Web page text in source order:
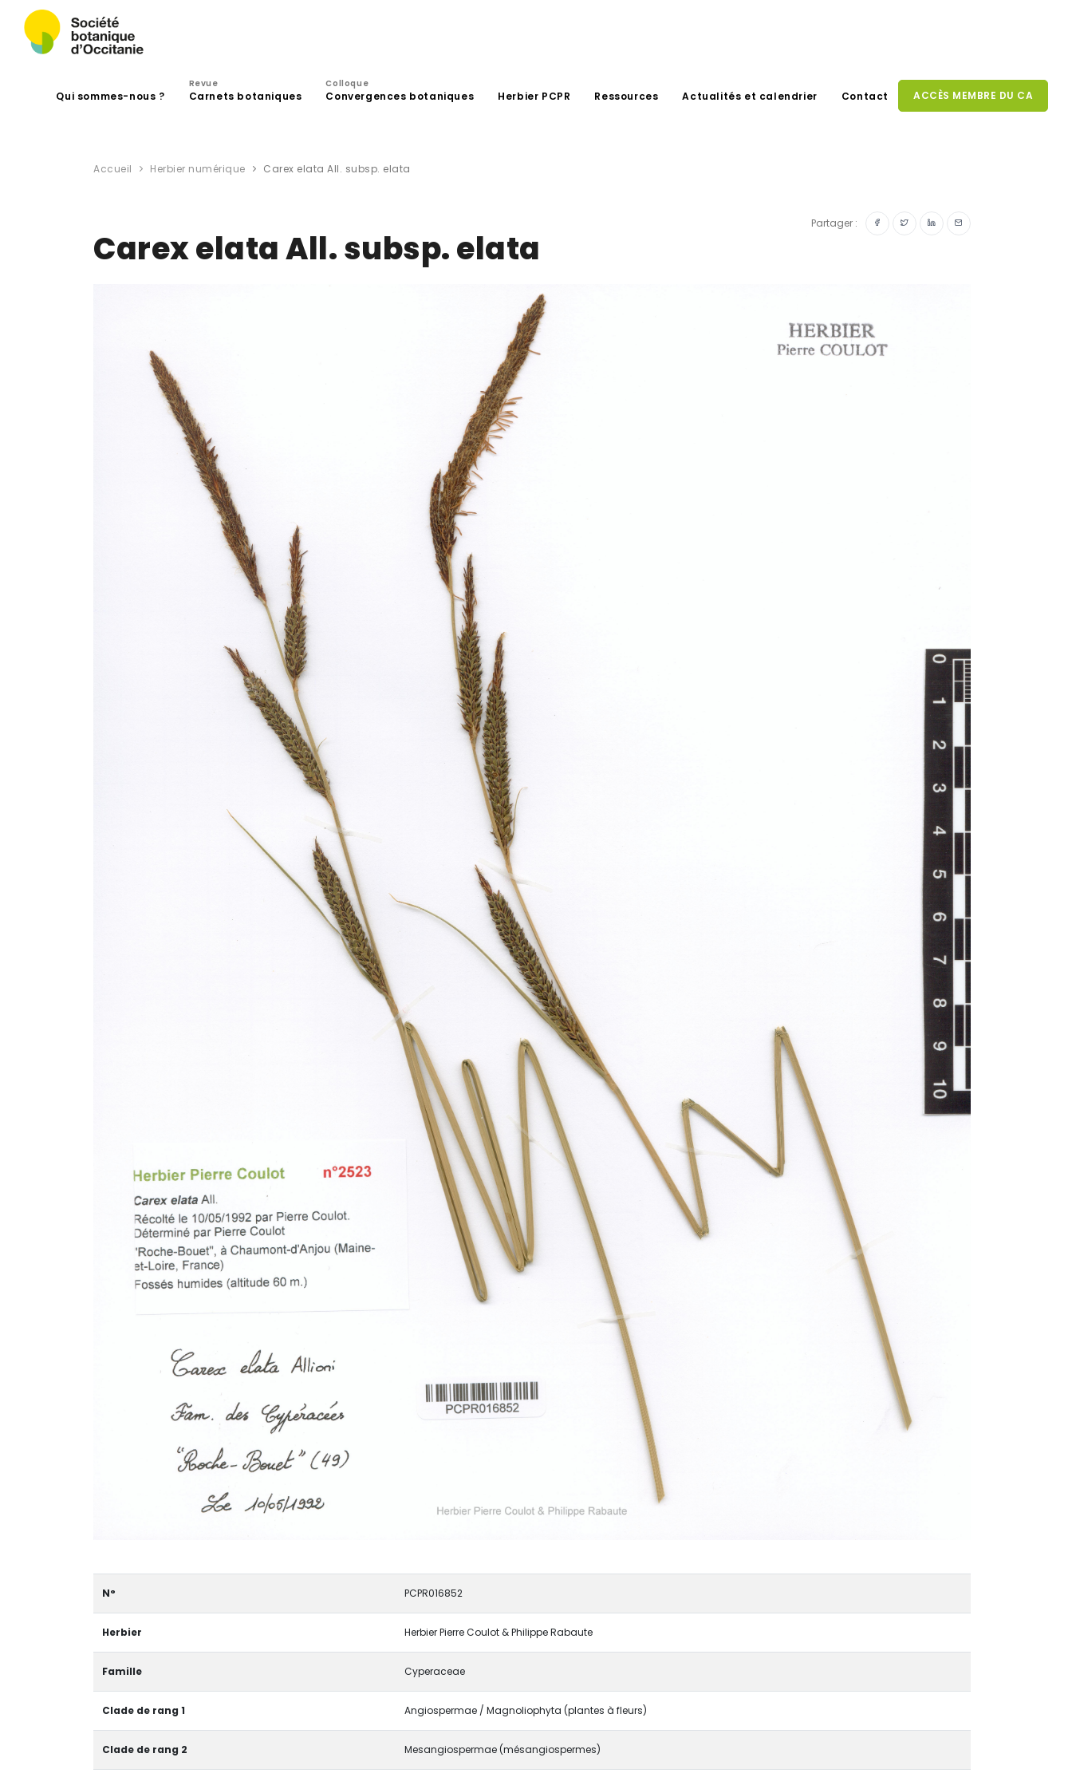
Qui sommes-nous ?
Revue
Carnets botaniques
Colloque
Convergences botaniques Herbier PCPR Ressources Actualités et calendrier Contact ACCÈS MEMBRE DU CA
Accueil Herbier numérique Carex elata All. subsp. elata
Partager :
Carex elata All. subsp. elata
N° PCPR016852
Herbier Herbier Pierre Coulot & Philippe Rabaute
Famille Cyperaceae
Clade de rang 1 Angiospermae / Magnoliophyta (plantes à fleurs)
Clade de rang 2 Mesangiospermae (mésangiospermes)